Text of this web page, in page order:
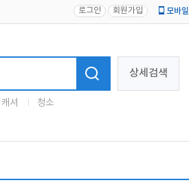
로그인 회원가입 모바일
상세검색
캐셔 청소